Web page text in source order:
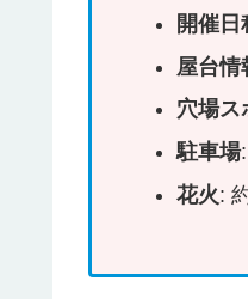
開催日
屋台情
穴場ス
駐車場
花火: